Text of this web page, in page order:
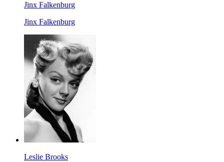
Jinx Falkenburg
Jinx Falkenburg
Leslie Brooks